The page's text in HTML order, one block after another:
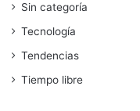
Sin categoría
Tecnología
Tendencias
Tiempo libre